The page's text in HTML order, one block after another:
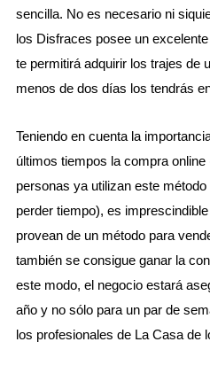
sencilla. No es necesario ni
los Disfraces posee un
te permitirá adquirir los trajes de
menos de dos días los tendrás
Teniendo en cuenta la
últimos tiempos la compra
personas ya utilizan este
perder tiempo), es
provean de un método para
también se consigue ganar la
este modo, el negocio estará
año y no sólo para un par de
los profesionales de La Casa de